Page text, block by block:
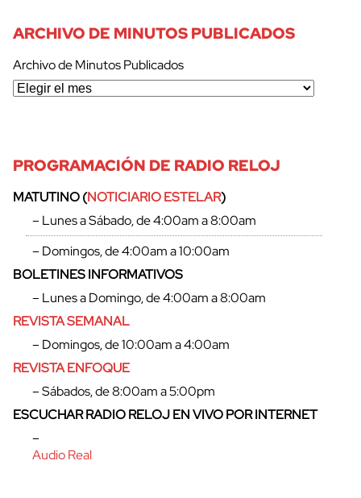
ARCHIVO DE MINUTOS PUBLICADOS
Archivo de Minutos Publicados
PROGRAMACIÓN DE RADIO RELOJ
MATUTINO (NOTICIARIO ESTELAR)
– Lunes a Sábado, de 4:00am a 8:00am
– Domingos, de 4:00am a 10:00am
BOLETINES INFORMATIVOS
– Lunes a Domingo, de 4:00am a 8:00am
REVISTA SEMANAL
– Domingos, de 10:00am a 4:00am
REVISTA ENFOQUE
– Sábados, de 8:00am a 5:00pm
ESCUCHAR RADIO RELOJ EN VIVO POR INTERNET
–
Audio Real